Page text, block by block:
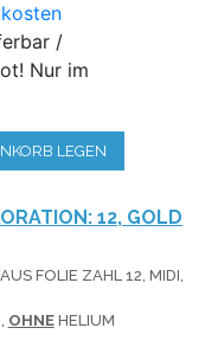
/
Nur im
LEGEN
12, GOLD
FOLIE ZAHL 12, MIDI,
OHNEHELIUM